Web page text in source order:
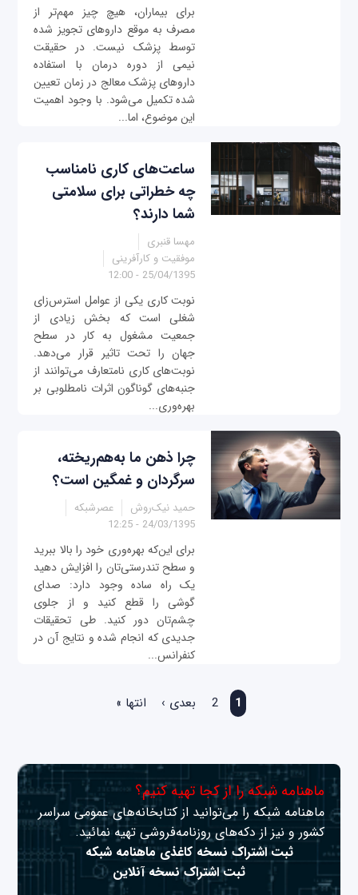
برای بیماران، هیچ چیز مهم‌تر از
مصرف به موقع داروهای تجویز شده
توسط پزشک نیست. در حقیقت
نیمی از دوره درمان با استفاده
داروهای پزشک معالج در زمان تعیین
شده تکمیل می‌شود. با وجود اهمیت
این موضوع، اما...
ساعت‌های کاری نامناسب
چه خطراتی برای سلامتی
شما دارند؟
مهسا قنبری
موفقیت و کارآفرینی
25/04/1395 - 12:00
نوبت کاری یکی از عوامل استرس‌زای
شغلی است که بخش زیادی از
جمعیت مشغول به کار در سطح
جهان را تحت تاثیر قرار می‌دهد.
نوبت‌های کاری نامتعارف می‌توانند از
جنبه‌های گوناگون اثرات نامطلوبی بر
بهره‌وری...
چرا ذهن ما به‌هم‌ریخته،
سرگردان و غمگین است؟
حمید نیک‌روش
عصرشبکه
24/03/1395 - 12:25
برای این‌که بهره‌وری خود را بالا ببرید
و سطح تندرستی‌تان را افزایش دهید
یک راه ساده وجود دارد: صدای
گوشی را قطع کنید و از جلوی
چشم‌تان دور کنید. طی تحقیقات
جدیدی که انجام شده و نتایج آن در
کنفرانس...
1
2 بعدی › انتها »
ماهنامه شبکه را از کجا تهیه کنیم؟
ماهنامه شبکه را می‌توانید از کتابخانه‌های عمومی سراسر
کشور و نیز از دکه‌های روزنامه‌فروشی تهیه نمائید.
ثبت اشتراک نسخه کاغذی ماهنامه شبکه
ثبت اشتراک نسخه آنلاین